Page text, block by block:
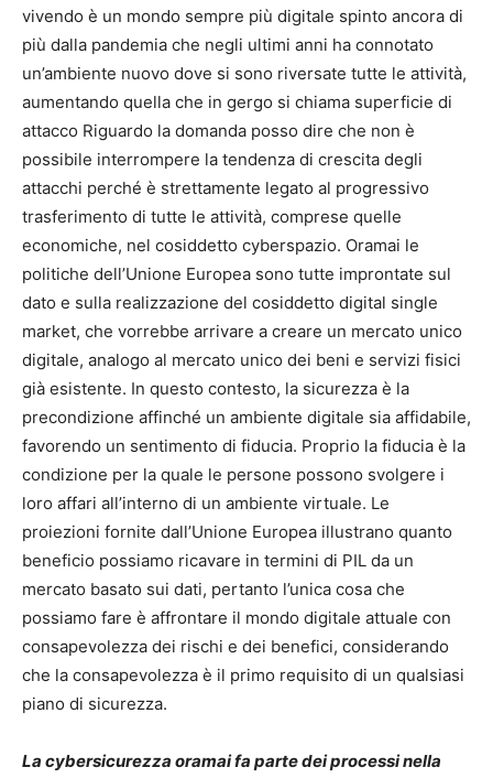
vivendo è un mondo sempre più digitale spinto ancora di
più dalla pandemia che negli ultimi anni ha connotato
un’ambiente nuovo dove si sono riversate tutte le attività,
aumentando quella che in gergo si chiama superficie di
attacco Riguardo la domanda posso dire che non è
possibile interrompere la tendenza di crescita degli
attacchi perché è strettamente legato al progressivo
trasferimento di tutte le attività, comprese quelle
economiche, nel cosiddetto cyberspazio. Oramai le
politiche dell’Unione Europea sono tutte improntate sul
dato e sulla realizzazione del cosiddetto digital single
market, che vorrebbe arrivare a creare un mercato unico
digitale, analogo al mercato unico dei beni e servizi fisici
già esistente. In questo contesto, la sicurezza è la
precondizione affinché un ambiente digitale sia affidabile,
favorendo un sentimento di fiducia. Proprio la fiducia è la
condizione per la quale le persone possono svolgere i
loro affari all’interno di un ambiente virtuale. Le
proiezioni fornite dall’Unione Europea illustrano quanto
beneficio possiamo ricavare in termini di PIL da un
mercato basato sui dati, pertanto l’unica cosa che
possiamo fare è affrontare il mondo digitale attuale con
consapevolezza dei rischi e dei benefici, considerando
che la consapevolezza è il primo requisito di un qualsiasi
piano di sicurezza.
La cybersicurezza oramai fa parte dei processi nella